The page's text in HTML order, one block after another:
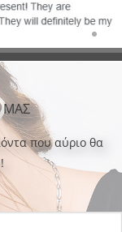
ΜΑΣ
που αύριο θα